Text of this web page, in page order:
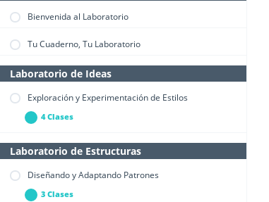
Bienvenida al Laboratorio
Tu Cuaderno, Tu Laboratorio
Laboratorio de Ideas
Exploración y Experimentación de Estilos
Expandir
Exploración
de
Estilos
4 Clases
Exploración del Universo Creativo
Fase 1: Inspiración y Referencias
Fase 2: Experimentación y Estilo Personal
Laboratorio de Estructuras
Diseñando y Adaptando Patrones
Expandir
Diseñando
3 Clases